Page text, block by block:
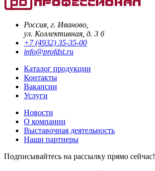
Россия, г. Иваново,
ул. Коллективная, д. 3 б
+7 (4932) 35-35-00
info@profdst.ru
Каталог продукции
Контакты
Вакансии
Услуги
Новости
О компании
Выставочная деятельность
Наши партнеры
Подписывайтесь на рассылку прямо сейчас!